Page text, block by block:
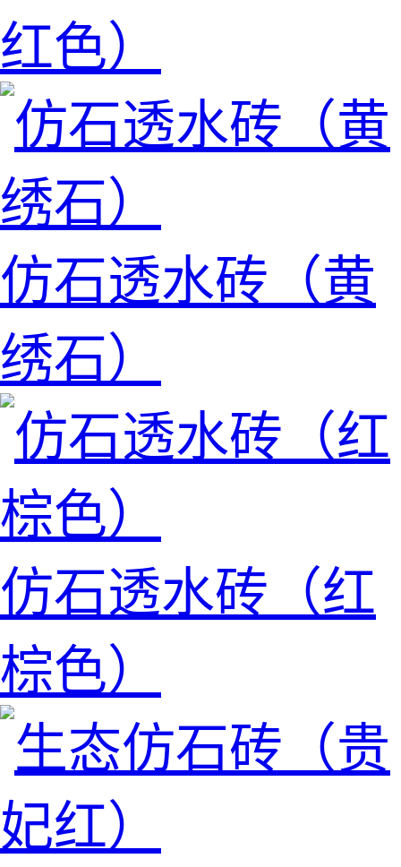
红色）
仿石透水砖（黄
绣石）
仿石透水砖（红
棕色）